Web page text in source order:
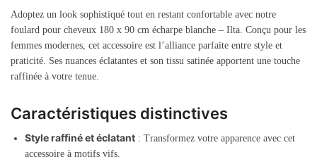
Adoptez un look sophistiqué tout en restant confortable avec notre
foulard pour cheveux 180 x 90 cm écharpe blanche – Ilta. Conçu pour les
femmes modernes, cet accessoire est l’alliance parfaite entre style et
praticité. Ses nuances éclatantes et son tissu satinée apportent une touche
raffinée à votre tenue.
Caractéristiques distinctives
Style raffiné et éclatant : Transformez votre apparence avec cet
accessoire à motifs vifs.